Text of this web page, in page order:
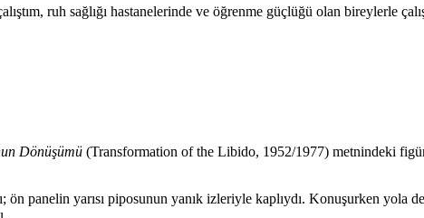
ruh sağlığı hastanelerinde ve öğrenme güçlüğü olan bireylerle
Dönüşümü (Transformation of the Libido, 1952/1977) metnindeki
ön panelin yarısı piposunun yanık izleriyle kaplıydı. Konuşurken